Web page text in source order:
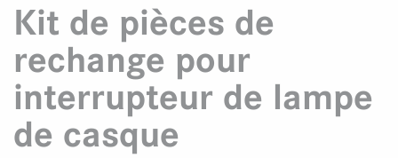
Kit de pièces de
rechange pour
interrupteur de lampe
de casque